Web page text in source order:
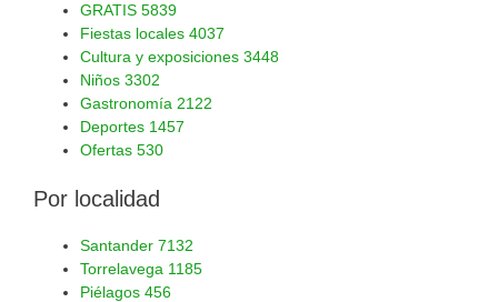
GRATIS 5839
Fiestas locales 4037
Cultura y exposiciones 3448
Niños 3302
Gastronomía 2122
Deportes 1457
Ofertas 530
Por localidad
Santander 7132
Torrelavega 1185
Piélagos 456